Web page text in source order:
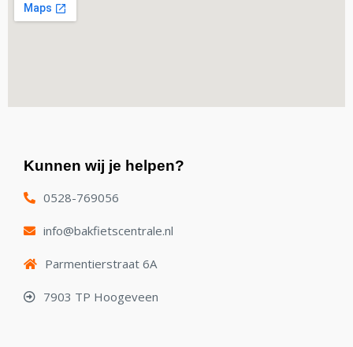
Kunnen wij je helpen?
0528-769056
info@bakfietscentrale.nl
Parmentierstraat 6A
7903 TP Hoogeveen